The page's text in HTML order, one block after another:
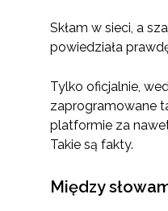
Skłam w sieci, a
powiedziała
Tylko oficjalnie,
zaprogramowane
platformie za
Takie są fakty.
Między